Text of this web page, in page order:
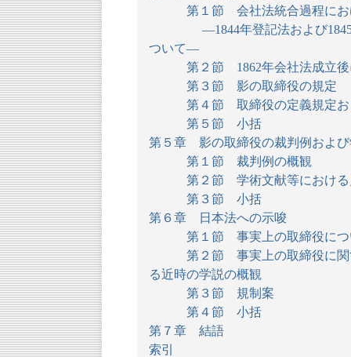
第１節 会社法統合過程にお
―1844年登記法および1845年
ついて―
第２節 1862年会社法成立後
第３節 影の取締役の規定
第４節 取締役の定義規定およ
第５節 小括
第５章 影の取締役の裁判例およ
第１節 裁判例の概観
第２節 学術文献等における
第３節 小括
第６章 日本法への示唆
第１節 事実上の取締役につ
第２節 事実上の取締役に関す
る近時の学説の概観
第３節 規制案
第４節 小括
第７章 結語
索引